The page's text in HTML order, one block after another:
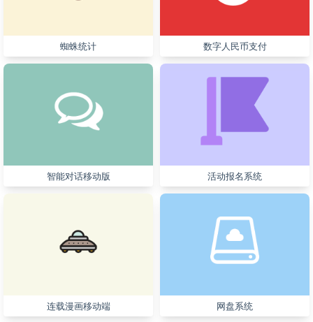
蜘蛛统计 数字人民币支付
智能对话移动版 活动报名系统
连载漫画移动端 网盘系统